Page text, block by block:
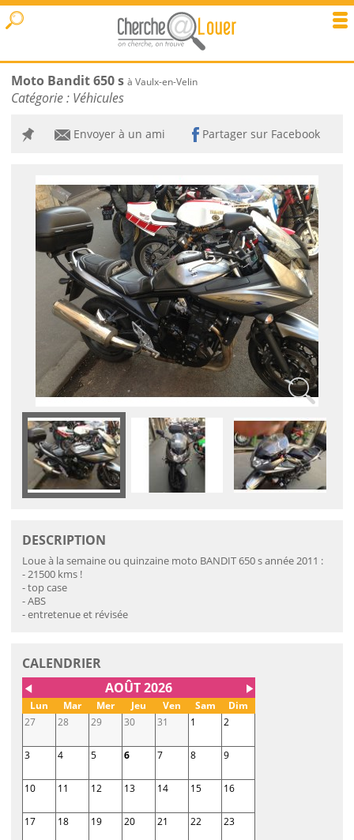
Moto Bandit 650 s à Vaulx-en-Velin
Catégorie : Véhicules
Envoyer à un ami Partager sur Facebook
DESCRIPTION
Loue à la semaine ou quinzaine moto BANDIT 650 s année 2011 :
- 21500 kms !
- top case
- ABS
- entretenue et révisée
CALENDRIER
◀ AOÛT 2026 ▶
Lun Mar Mer Jeu Ven Sam
Dim
27
28 29 30 31 1 2
3 4 5 6 7 8 9
10 11 12 13 14 15 16
17 18 19 20 21 22 23